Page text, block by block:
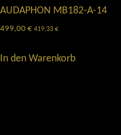
AUDAPHON MB182-A-14
499,00€ 419,33 €
In den Warenkorb